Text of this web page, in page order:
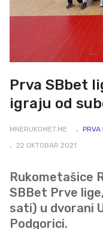
Prva SBbet
igraju od
MNERUKOMET.ME
PRVA
22 OKTOBAR 2021
Rukometašice
SBBet Prve
sati) u dvorani
Podgorici.